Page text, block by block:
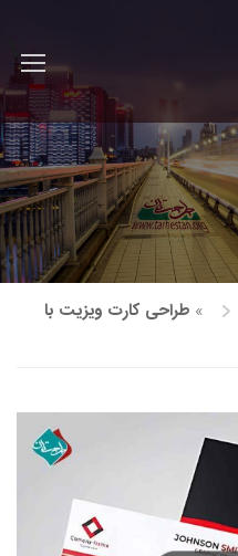
» طراحی کارت ویزیت با